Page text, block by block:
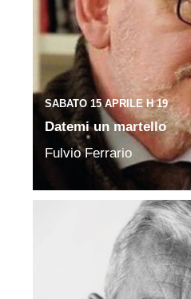
SABATO 15 APRILE H 19
Datemi un martello
Fulvio Ferrario